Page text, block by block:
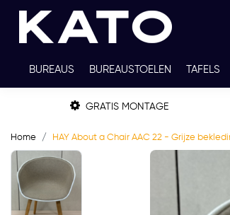
BUREAUS BUREAUSTOELEN TAFELS
TWEEDEHANDS THUISWERKPLEKKEN
GRATIS MONTAGE
Home HAY About a Chair AAC 22 - Grijze